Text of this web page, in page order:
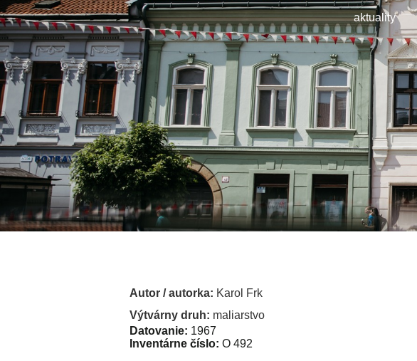
aktuality
Autor / autorka: Karol Frk
Výtvárny druh: maliarstvo
Datovanie: 1967
Inventárne číslo: O 492